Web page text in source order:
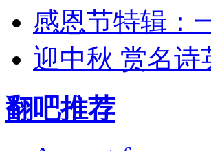
感恩节特辑：
迎中秋 赏名诗
翻吧推荐